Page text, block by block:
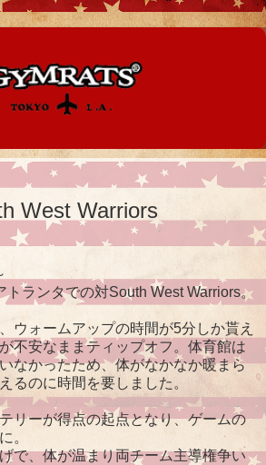
West Warriors
トランタでの対South West Warriors。
ウォームアップの時間が5分しか貰え
不安なままティップオフ。体育館は
なかったため、体がなかなか暖まら
るのに時間を要しました。
リーが得点の起点となり、ゲームの
。
で、体が温まり両チーム主導権争い